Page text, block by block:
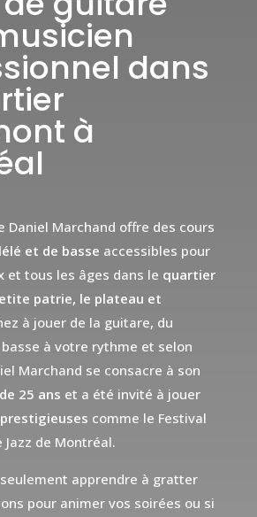
dans
à
Daniel Marchand offre des cours
et de basse accessibles pour
et tous les âges dans le quartier
patrie, le plateau et
à jouer de la guitare, du
à votre rythme et selon
Marchand se consacre à son
25 ans et a été invité à jouer
comme le Festival
de Montréal.
apprendre à gratter
pour animer vos soirées ou si